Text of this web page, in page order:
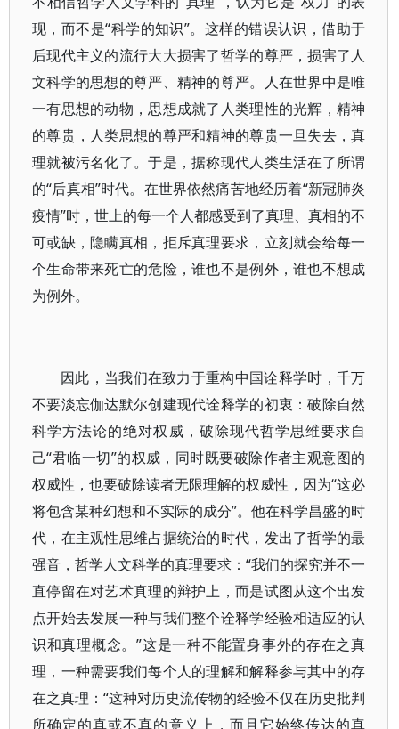
现，而不是“科学的知识”。这样的错误认识，借助于
后现代主义的流行大大损害了哲学的尊严，损害了人
文科学的思想的尊严、精神的尊严。人在世界中是唯
一有思想的动物，思想成就了人类理性的光辉，精神
的尊贵，人类思想的尊严和精神的尊贵一旦失去，真
理就被污名化了。于是，据称现代人类生活在了所谓
的“后真相”时代。在世界依然痛苦地经历着“新冠肺炎
疫情”时，世上的每一个人都感受到了真理、真相的不
可或缺，隐瞒真相，拒斥真理要求，立刻就会给每一
个生命带来死亡的危险，谁也不是例外，谁也不想成
为例外。
因此，当我们在致力于重构中国诠释学时，千万
不要淡忘伽达默尔创建现代诠释学的初衷：破除自然
科学方法论的绝对权威，破除现代哲学思维要求自
己“君临一切”的权威，同时既要破除作者主观意图的
权威性，也要破除读者无限理解的权威性，因为“这必
将包含某种幻想和不实际的成分”。他在科学昌盛的时
代，在主观性思维占据统治的时代，发出了哲学的最
强音，哲学人文科学的真理要求：“我们的探究并不一
直停留在对艺术真理的辩护上，而是试图从这个出发
点开始去发展一种与我们整个诠释学经验相适应的认
识和真理概念。”这是一种不能置身事外的存在之真
理，一种需要我们每个人的理解和解释参与其中的存
在之真理：“这种对历史流传物的经验不仅在历史批判
所确定的真或不真的意义上，而且它始终传达的真